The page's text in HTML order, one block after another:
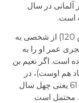
آلمانی در سال
[4] . در البدایه والنهایه ابن کثیر (جلد 7، ص 120) از شخصی به
مقرن یاد شده که در سال 21 هجری عمر او را به
است. اگر نعیم بن
هم اوست)، در
این صورت بسیار بعید است که او در سال 61 یعنی چهل سال
محتمل است